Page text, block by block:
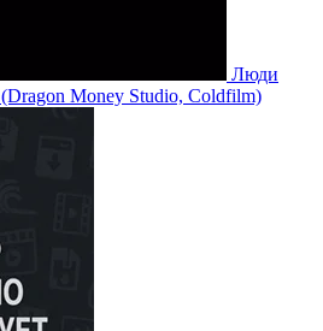
Люди
(Dragon Money Studio, Coldfilm)